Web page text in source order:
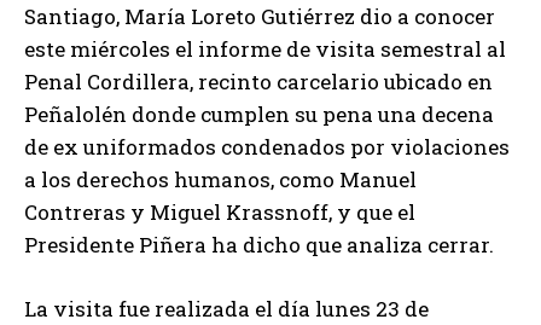
Santiago, María Loreto Gutiérrez dio a conocer
este miércoles el informe de visita semestral al
Penal Cordillera, recinto carcelario ubicado en
Peñalolén donde cumplen su pena una decena
de ex uniformados condenados por violaciones
a los derechos humanos, como Manuel
Contreras y Miguel Krassnoff, y que el
Presidente Piñera ha dicho que analiza cerrar.
La visita fue realizada el día lunes 23 de